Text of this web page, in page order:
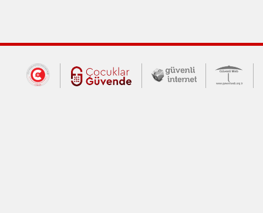
Dış Bağlantılar
Cumhurbaşkanlığı İletişim Merkezi
Çocuklar Güvende (yeni
Güvenli